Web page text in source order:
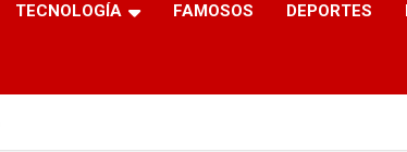
TECNOLOGÍA FAMOSOS DEPORTES